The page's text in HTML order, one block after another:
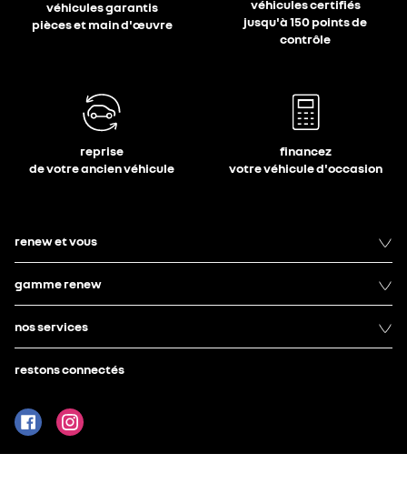
véhicules garantis
pièces et main d'œuvre
véhicules certifiés
jusqu'à 150 points de
contrôle
reprise
de votre ancien véhicule
financez
votre véhicule d'occasion
renew et vous
gamme renew
nos services
restons connectés